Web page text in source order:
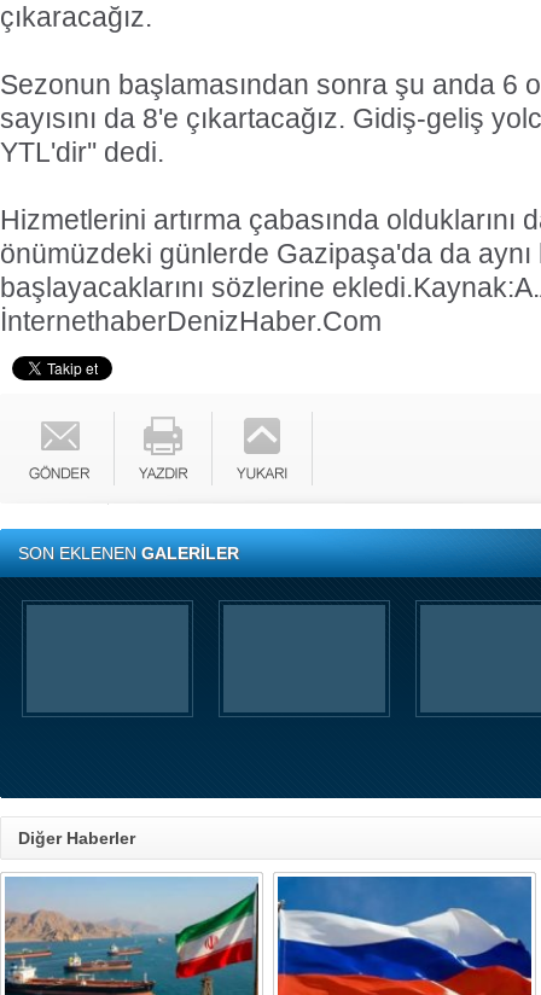
çıkaracağız.
Sezonun başlamasından sonra şu anda 6
sayısını da 8'e çıkartacağız. Gidiş-geliş
YTL'dir'' dedi.
Hizmetlerini artırma çabasında olduklarını
önümüzdeki günlerde Gazipaşa'da da
başlayacaklarını sözlerine ekledi.
İnternethaberDenizHaber.Com
SON EKLENENGALERİLER
Diğer Haberler